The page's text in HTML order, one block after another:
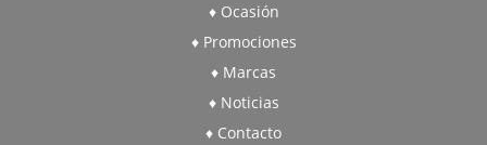
Ocasión
Promociones
Marcas
Noticias
Contacto